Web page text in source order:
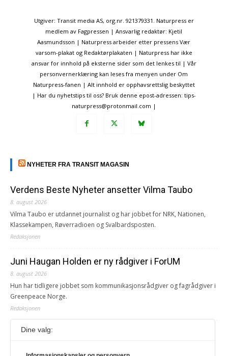
Utgiver: Transit media AS, org.nr. 921379331. Naturpress er
medlem av Fagpressen | Ansvarlig redaktør: Kjetil
Aasmundsson | Naturpress arbeider etter pressens Vær
varsom-plakat og Redaktørplakaten | Naturpress har ikke
ansvar for innhold på eksterne sider som det lenkes til | Vår
personvernerklæring kan leses fra menyen under Om
Naturpress-fanen | Alt innhold er opphavsrettslig beskyttet
| Har du nyhetstips til oss? Bruk denne epost-adressen: tips-
naturpress@protonmail.com |
NYHETER FRA TRANSIT MAGASIN
Verdens Beste Nyheter ansetter Vilma Taubo
8. august 2026
Vilma Taubo er utdannet journalist og har jobbet for NRK, Nationen,
Klassekampen, Røverradioen og Svalbardsposten.
Redaksjonen
Juni Haugan Holden er ny rådgiver i ForUM
8. august 2026
Hun har tidligere jobbet som kommunikasjonsrådgiver og fagrådgiver i
Greenpeace Norge.
Redaksjonen
Journalist fra Vietnam idømt 7 års fengsel
Dine valg: